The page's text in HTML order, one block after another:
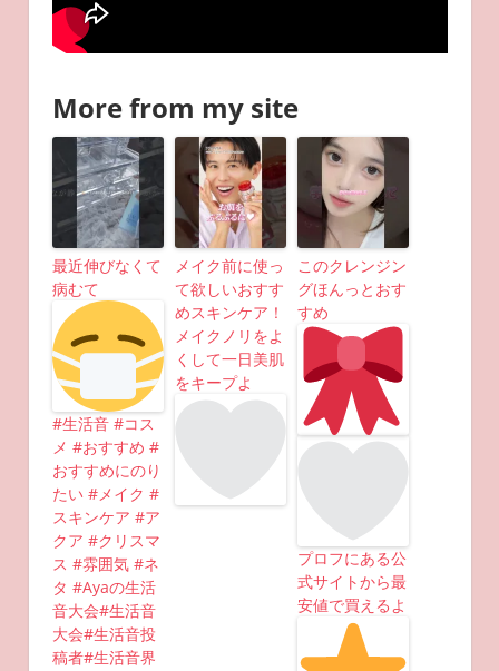
More from my site
最近伸びなくて
病むて
#生活音 #コス
メ #おすすめ #
おすすめにのり
たい #メイク #
スキンケア #ア
クア #クリスマ
ス #雰囲気 #ネ
タ #Ayaの生活
音大会#生活音
大会#生活音投
稿者#生活音界
メイク前に使っ
て欲しいおすす
めスキンケア！
メイクノリをよ
くして一日美肌
をキープよ
このクレンジン
グほんっとおす
すめ
プロフにある公
式サイトから最
安値で買えるよ